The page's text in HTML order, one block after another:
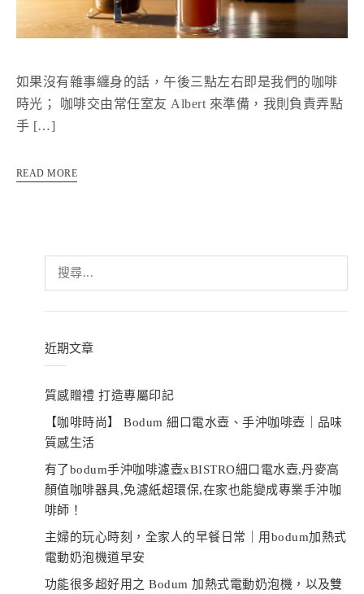
如果沒有雜事纏身的話，午後三點左右即是我們的咖啡
時光； 咖啡交由常任室友 Albert 來準備，我則負責弄點
手 […]
READ MORE
字:
近期文章
質感贈禮 打造專屬印記
【咖啡時尚】 Bodum 細口電水壺、手沖咖啡壺｜品味
質感生活
有了bodum手沖咖啡濾壺xBISTRO細口電水壺,丹麥高
顏值咖啡器具,免濾紙超環保,在家也能變成專業手沖咖
啡師！
主婦的玩心時刻，全家人的早餐日常｜用bodum加熱式
電動奶泡機道早安
功能很多超好用之 Bodum 加熱式電動奶泡機，以及雙